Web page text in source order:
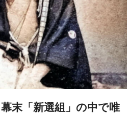
末「新選組」の中で唯